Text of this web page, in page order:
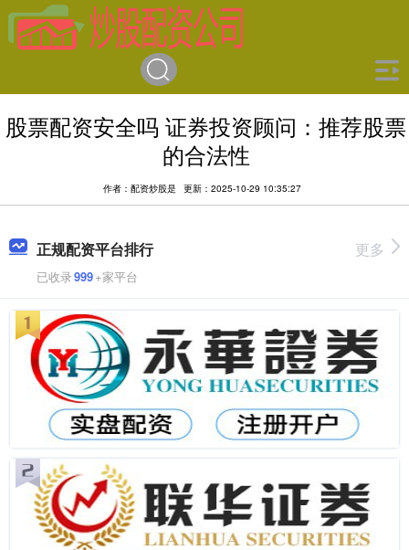
股票配资安全吗 证券投资顾问：推荐股票
的合法性
作者：配资炒股是 更新：2025-10-29 10:35:27
正规配资平台排行
已收录999+家平台
更多